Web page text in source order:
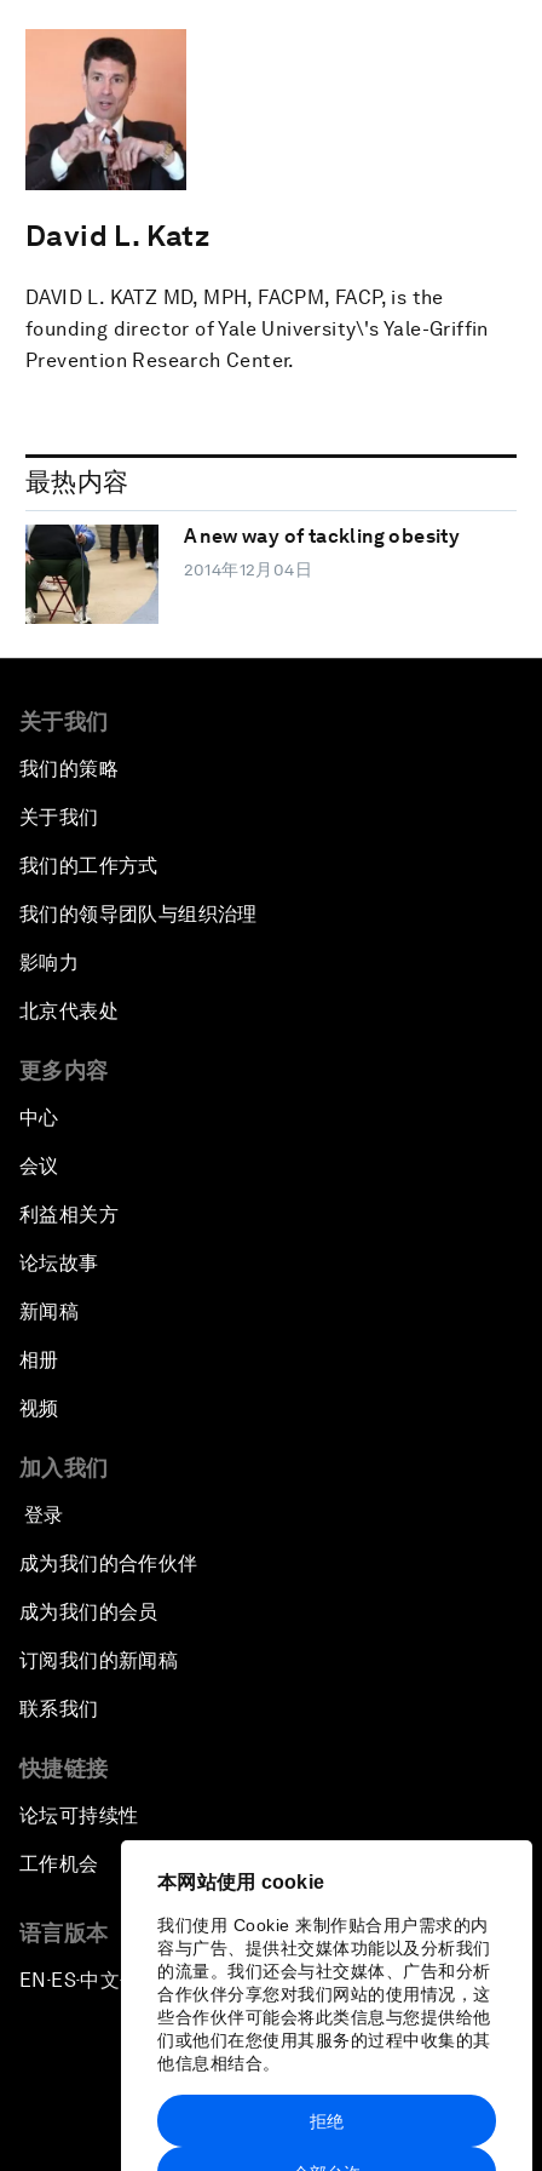
本网站使用 cookie
我们使用 Cookie 来制作贴合用户需求的内
容与广告、提供社交媒体功能以及分析我们
的流量。我们还会与社交媒体、广告和分析
合作伙伴分享您对我们网站的使用情况，这
些合作伙伴可能会将此类信息与您提供给他
们或他们在您使用其服务的过程中收集的其
他信息相结合。
拒绝
David L. Katz
DAVID L. KATZ MD, MPH, FACPM, FACP, is the
founding director of Yale University\'s Yale-Griffin
Prevention Research Center.
最热内容
A new way of tackling obesity
2014年12月04日
关于我们
我们的策略
关于我们
我们的工作方式
我们的领导团队与组织治理
影响力
北京代表处
更多内容
中心
会议
利益相关方
论坛故事
新闻稿
相册
视频
加入我们
登录
成为我们的合作伙伴
成为我们的会员
订阅我们的新闻稿
联系我们
快捷链接
论坛可持续性
工作机会
语言版本
EN ▪ES▪中文▪ 日本語